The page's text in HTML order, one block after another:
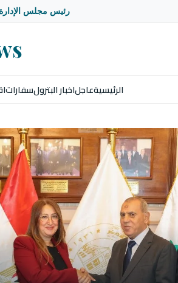
رئيس مجلس
الرئيسيةعاجلاخبار البترولسفارات